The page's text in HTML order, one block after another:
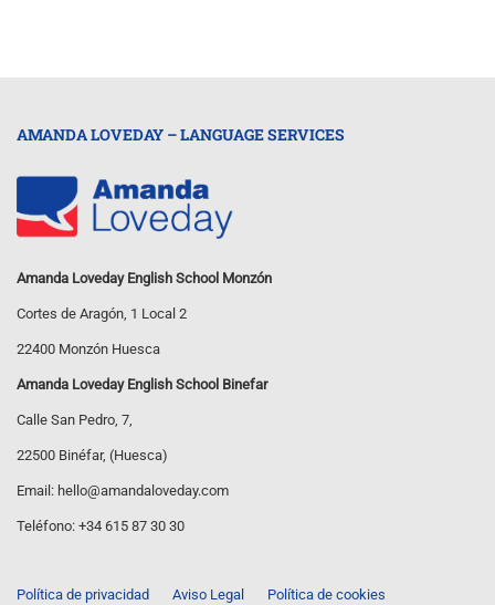
AMANDA LOVEDAY – LANGUAGE SERVICES
Amanda Loveday English School Monzón
Cortes de Aragón, 1 Local 2
22400 Monzón Huesca
Amanda Loveday English School Binefar
Calle San Pedro, 7,
22500 Binéfar, (Huesca)
Email: hello@amandaloveday.com
Teléfono: +34 615 87 30 30
Política de privacidad Aviso Legal Política de cookies